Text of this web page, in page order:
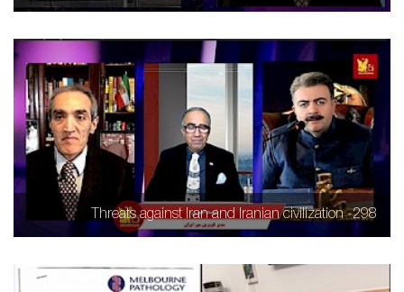
298- Threats against Iran and Iranian civilization